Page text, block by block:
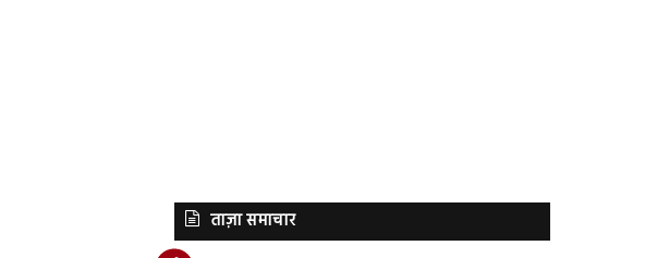
ताज़ा समाचार